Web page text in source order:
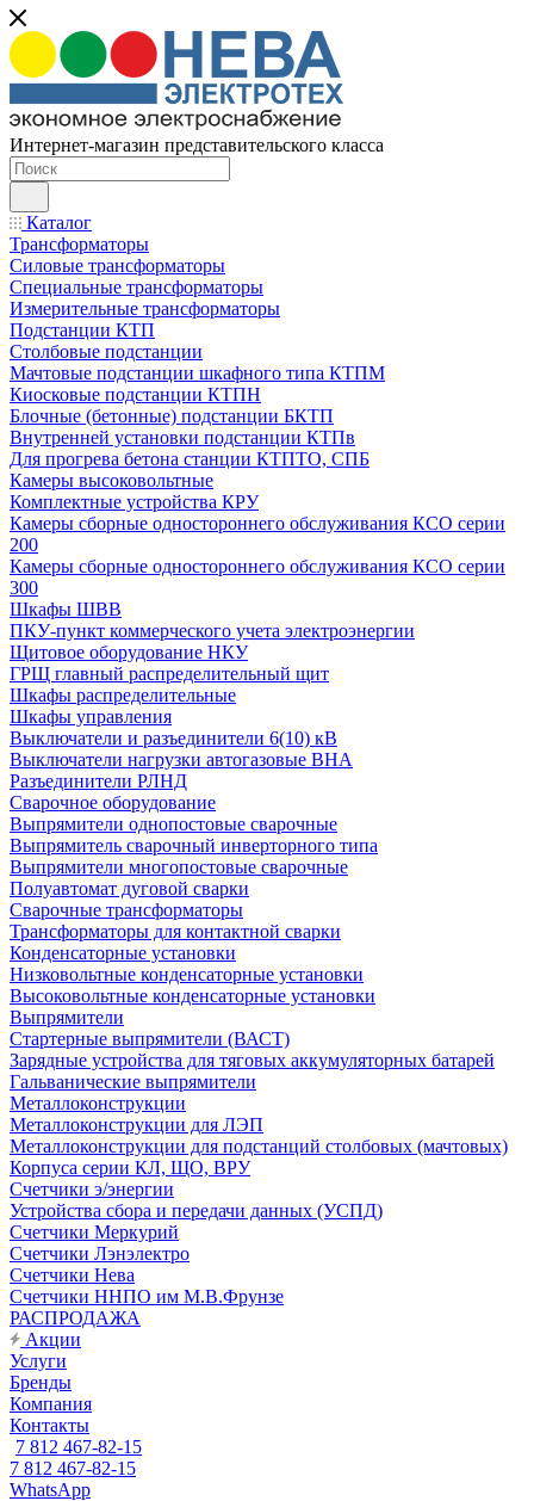
Интернет-магазин представительского класса
Каталог
Трансформаторы
Силовые трансформаторы
Специальные трансформаторы
Измерительные трансформаторы
Подстанции КТП
Столбовые подстанции
Мачтовые подстанции шкафного типа КТПМ
Киосковые подстанции КТПН
Блочные (бетонные) подстанции БКТП
Внутренней установки подстанции КТПв
Для прогрева бетона станции КТПТО, СПБ
Камеры высоковольтные
Комплектные устройства КРУ
Камеры сборные одностороннего обслуживания КСО серии
200
Камеры сборные одностороннего обслуживания КСО серии
300
Шкафы ШВВ
ПКУ-пункт коммерческого учета электроэнергии
Щитовое оборудование НКУ
ГРЩ главный распределительный щит
Шкафы распределительные
Шкафы управления
Выключатели и разъединители 6(10) кВ
Выключатели нагрузки автогазовые ВНА
Разъединители РЛНД
Сварочное оборудование
Выпрямители однопостовые сварочные
Выпрямитель сварочный инверторного типа
Выпрямители многопостовые сварочные
Полуавтомат дуговой сварки
Сварочные трансформаторы
Трансформаторы для контактной сварки
Конденсаторные установки
Низковольтные конденсаторные установки
Высоковольтные конденсаторные установки
Выпрямители
Стартерные выпрямители (ВАСТ)
Зарядные устройства для тяговых аккумуляторных батарей
Гальванические выпрямители
Металлоконструкции
Металлоконструкции для ЛЭП
Металлоконструкции для подстанций столбовых (мачтовых)
Корпуса серии КЛ, ЩО, ВРУ
Счетчики э/энергии
Устройства сбора и передачи данных (УСПД)
Счетчики Меркурий
Счетчики Лэнэлектро
Счетчики Нева
Счетчики ННПО им М.В.Фрунзе
РАСПРОДАЖА
Акции
Услуги
Бренды
Компания
Контакты
7 812 467-82-15
7 812 467-82-15
WhatsApp